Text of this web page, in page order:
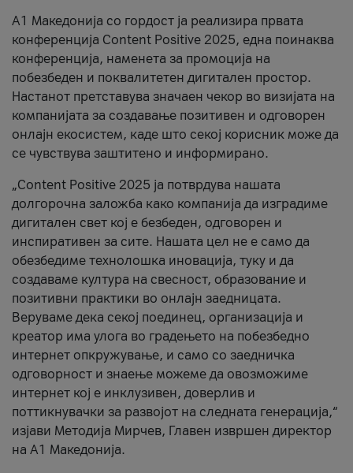
А1 Македонија со гордост ја реализира првата
конференција Content Positive 2025, една поинаква
конференција, наменета за промоција на
побезбеден и поквалитетен дигитален простор.
Настанот претставува значаен чекор во визијата на
компанијата за создавање позитивен и одговорен
онлајн екосистем, каде што секој корисник може да
се чувствува заштитено и информирано.
„Content Positive 2025 ја потврдува нашата
долгорочна заложба како компанија да изградиме
дигитален свет кој е безбеден, одговорен и
инспиративен за сите. Нашата цел не е само да
обезбедиме технолошка иновација, туку и да
создаваме култура на свесност, образование и
позитивни практики во онлајн заедницата.
Веруваме дека секој поединец, организација и
креатор има улога во градењето на побезбедно
интернет опкружување, и само со заедничка
одговорност и знаење можеме да овозможиме
интернет кој е инклузивен, доверлив и
поттикнувачки за развојот на следната генерација,“
изјави Методија Мирчев, Главен извршен директор
на А1 Македонија.